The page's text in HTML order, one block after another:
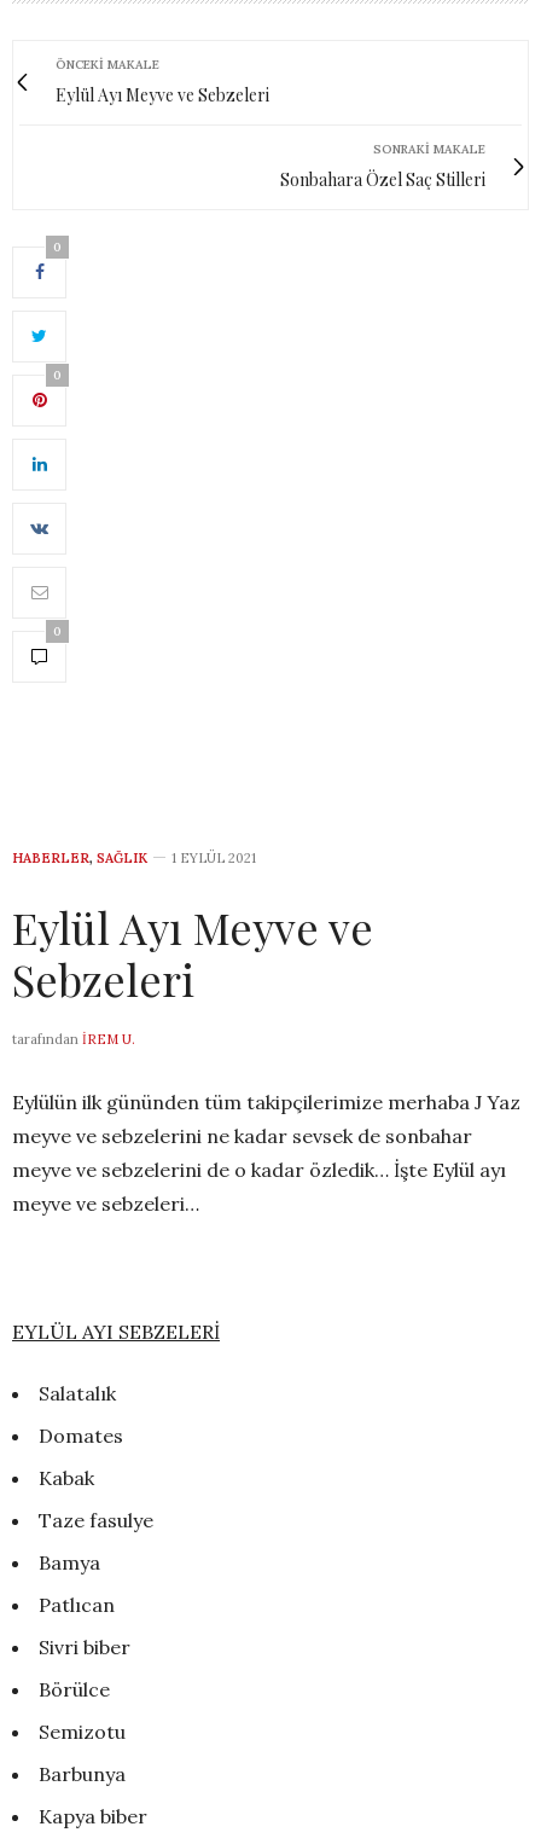
ÖNCEKI MAKALE
Eylül Ayı Meyve ve Sebzeleri
SONRAKI MAKALE
Sonbahara Özel Saç Stilleri
0
0
0
HABERLER, SAĞLIK 1 EYLÜL 2021
Eylül Ayı Meyve ve
Sebzeleri
tarafından İREM U.
Eylülün ilk gününden tüm takipçilerimize merhaba J Yaz
meyve ve sebzelerini ne kadar sevsek de sonbahar
meyve ve sebzelerini de o kadar özledik… İşte Eylül ayı
meyve ve sebzeleri…
EYLÜL AYI SEBZELERİ
Salatalık
Domates
Kabak
Taze fasulye
Bamya
Patlıcan
Sivri biber
Börülce
Semizotu
Barbunya
Kapya biber